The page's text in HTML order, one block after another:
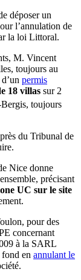
déposer un
l’annulation de
la loi Littoral.
M. Vincent
toujours au
permis
18 villas sur 2
toujours
du Tribunal de
Nice donne
précisant
UC sur le site
pour des
concernant
à la SARL
en annulant le